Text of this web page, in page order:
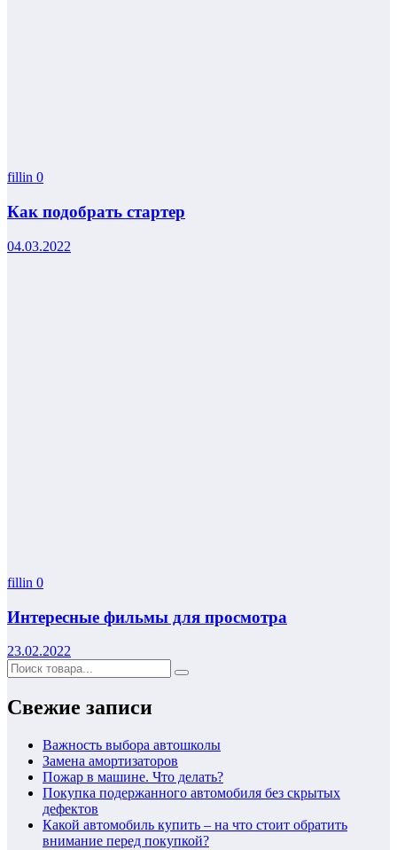
fillin 0
Как подобрать стартер
04.03.2022
fillin 0
Интересные фильмы для просмотра
23.02.2022
Свежие записи
Важность выбора автошколы
Замена амортизаторов
Пожар в машине. Что делать?
Покупка подержанного автомобиля без скрытых
дефектов
Какой автомобиль купить – на что стоит обратить
внимание перед покупкой?